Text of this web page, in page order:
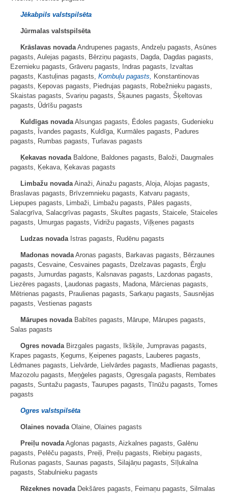
Jēkabpils valstspilsēta
Jūrmalas valstspilsēta
Krāslavas novada Andrupenes pagasts, Andzeļu pagasts, Asūnes
pagasts, Aulejas pagasts, Bērziņu pagasts, Dagda, Dagdas pagasts,
Ezernieku pagasts, Grāveru pagasts, Indras pagasts, Izvaltas
pagasts, Kastuļinas pagasts, Kombuļu pagasts,
Konstantinovas
pagasts, Ķepovas pagasts, Piedrujas pagasts, Robežnieku pagasts,
Skaistas pagasts, Svariņu pagasts, Šķaunes pagasts, Šķeltovas
pagasts, Ūdrīšu pagasts
Kuldīgas novada Alsungas pagasts, Ēdoles pagasts, Gudenieku
pagasts, Īvandes pagasts, Kuldīga, Kurmāles pagasts, Padures
pagasts, Rumbas pagasts, Turlavas pagasts
Ķekavas novada Baldone, Baldones pagasts, Baloži, Daugmales
pagasts, Ķekava, Ķekavas pagasts
Limbažu novada Ainaži, Ainažu pagasts, Aloja, Alojas pagasts,
Braslavas pagasts, Brīvzemnieku pagasts, Katvaru pagasts,
Liepupes pagasts, Limbaži, Limbažu pagasts, Pāles pagasts,
Salacgrīva, Salacgrīvas pagasts, Skultes pagasts, Staicele, Staiceles
pagasts, Umurgas pagasts, Vidrižu pagasts, Viļķenes pagasts
Ludzas novada Istras pagasts, Rudēnu pagasts
Madonas novada Aronas pagasts, Barkavas pagasts, Bērzaunes
pagasts, Cesvaine, Cesvaines pagasts, Dzelzavas pagasts, Ērgļu
pagasts, Jumurdas pagasts, Kalsnavas pagasts, Lazdonas pagasts,
Liezēres pagasts, Ļaudonas pagasts, Madona, Mārcienas pagasts,
Mētrienas pagasts, Praulienas pagasts, Sarkaņu pagasts, Sausnējas
pagasts, Vestienas pagasts
Mārupes novada Babītes pagasts, Mārupe, Mārupes pagasts,
Salas pagasts
Ogres novada Birzgales pagasts, Ikšķile, Jumpravas pagasts,
Krapes pagasts, Ķegums, Ķeipenes pagasts, Lauberes pagasts,
Lēdmanes pagasts, Lielvārde, Lielvārdes pagasts, Madlienas pagasts,
Mazozolu pagasts, Meņģeles pagasts, Ogresgala pagasts, Rembates
pagasts, Suntažu pagasts, Taurupes pagasts, Tīnūžu pagasts, Tomes
pagasts
Ogres valstspilsēta
Olaines novada Olaine, Olaines pagasts
Preiļu novada Aglonas pagasts, Aizkalnes pagasts, Galēnu
pagasts, Pelēču pagasts, Preiļi, Preiļu pagasts, Riebiņu pagasts,
Rušonas pagasts, Saunas pagasts, Silajāņu pagasts, Sīļukalna
pagasts, Stabulnieku pagasts
Rēzeknes novada Dekšāres pagasts, Feimaņu pagasts, Silmalas